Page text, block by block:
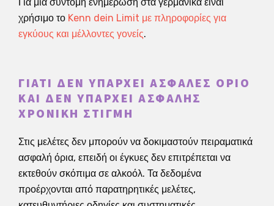
χρήσιμο το Kenn dein Limit με πληροφορίες για
εγκύους και μέλλοντες γονείς.
ΓΙΑΤΊ ΔΕΝ ΥΠΆΡΧΕΙ ΑΣΦΑΛΈΣ ΌΡΙΟ
ΚΑΙ ΔΕΝ ΥΠΆΡΧΕΙ ΑΣΦΑΛΉΣ
ΧΡΟΝΙΚΉ ΣΤΙΓΜΉ
Στις μελέτες δεν μπορούν να δοκιμαστούν πειραματικά
ασφαλή όρια, επειδή οι έγκυες δεν επιτρέπεται να
εκτεθούν σκόπιμα σε αλκοόλ. Τα δεδομένα
προέρχονται από παρατηρητικές μελέτες,